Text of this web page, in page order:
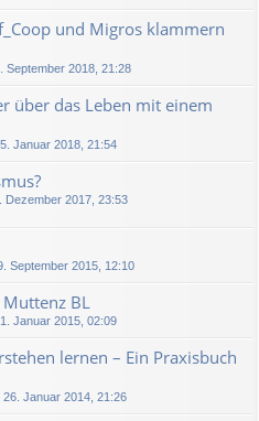
und Migros klammern
September 2018, 21:28
über das Leben mit einem
Januar 2018, 21:54
Dezember 2017, 23:53
September 2015, 12:10
Muttenz BL
Januar 2015, 02:09
lernen – Ein Praxisbuch
26. Januar 2014, 21:26